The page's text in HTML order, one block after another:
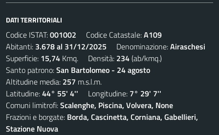
DATI TERRITORIALI
Codice ISTAT:001002 Codice Catastale:A109
Abitanti: 3.678 al 31/12/2025 Denominazione:Airaschesi
Superficie: 15,74 Kmq. Densità: 234(ab/kmq.)
Santo patrono:San Bartolomeo - 24 agosto
Altitudine media: 257 m.s.l.m.
Latitudine:44° 55' 4'' Longitudine: 7° 29' 7''
Comuni limitrofi:Scalenghe, Piscina, Volvera, None
Frazioni e borgate: Borda, Cascinetta, Corniana, Gabellieri,
Stazione Nuova